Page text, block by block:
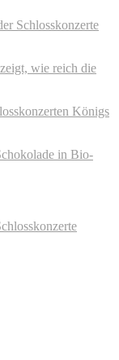
Schlosskonzerte
wie reich die
Königs
in Bio-